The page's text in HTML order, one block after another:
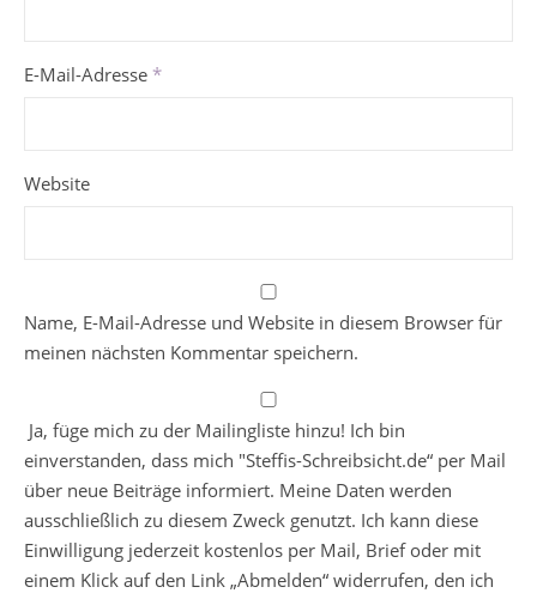
E-Mail-Adresse *
Website
Name, E-Mail-Adresse und Website in diesem Browser für
meinen nächsten Kommentar speichern.
Ja, füge mich zu der Mailingliste hinzu! Ich bin
einverstanden, dass mich "Steffis-Schreibsicht.de“ per Mail
über neue Beiträge informiert. Meine Daten werden
ausschließlich zu diesem Zweck genutzt. Ich kann diese
Einwilligung jederzeit kostenlos per Mail, Brief oder mit
einem Klick auf den Link „Abmelden“ widerrufen, den ich